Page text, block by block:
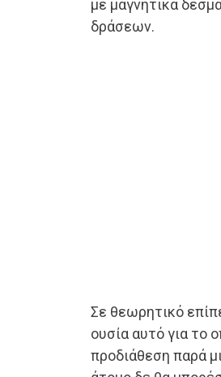
με μαγνητικά
δράσεων.
Σε θεωρητικό
ουσία αυτό για το
προδιάθεση παρά